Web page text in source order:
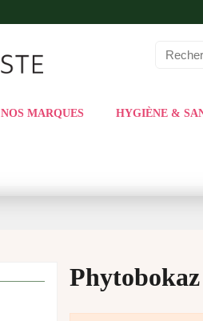
NOS MARQUES HYGIÈNE &
Phytobokaz